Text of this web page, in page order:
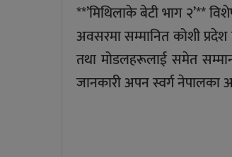
**’मिथिलाके बेटी भाग २’**
अवसरमा सम्मानित कोशी
तथा मोडलहरूलाई समेत
जानकारी अपन स्वर्ग नेपालका